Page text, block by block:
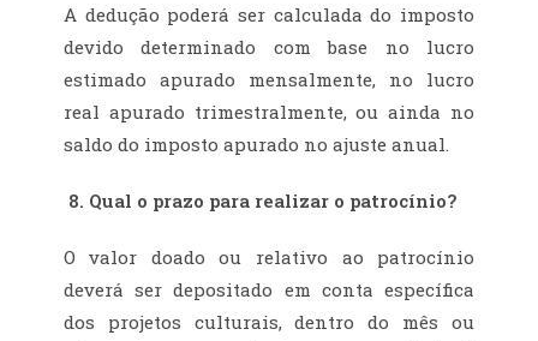
A dedução poderá ser calculada do imposto
devido determinado com base no lucro
estimado apurado mensalmente, no lucro
real apurado trimestralmente, ou ainda no
saldo do imposto apurado no ajuste anual.
8. Qual o prazo para realizar o patrocínio?
O valor doado ou relativo ao patrocínio
deverá ser depositado em conta específica
dos projetos culturais, dentro do mês ou